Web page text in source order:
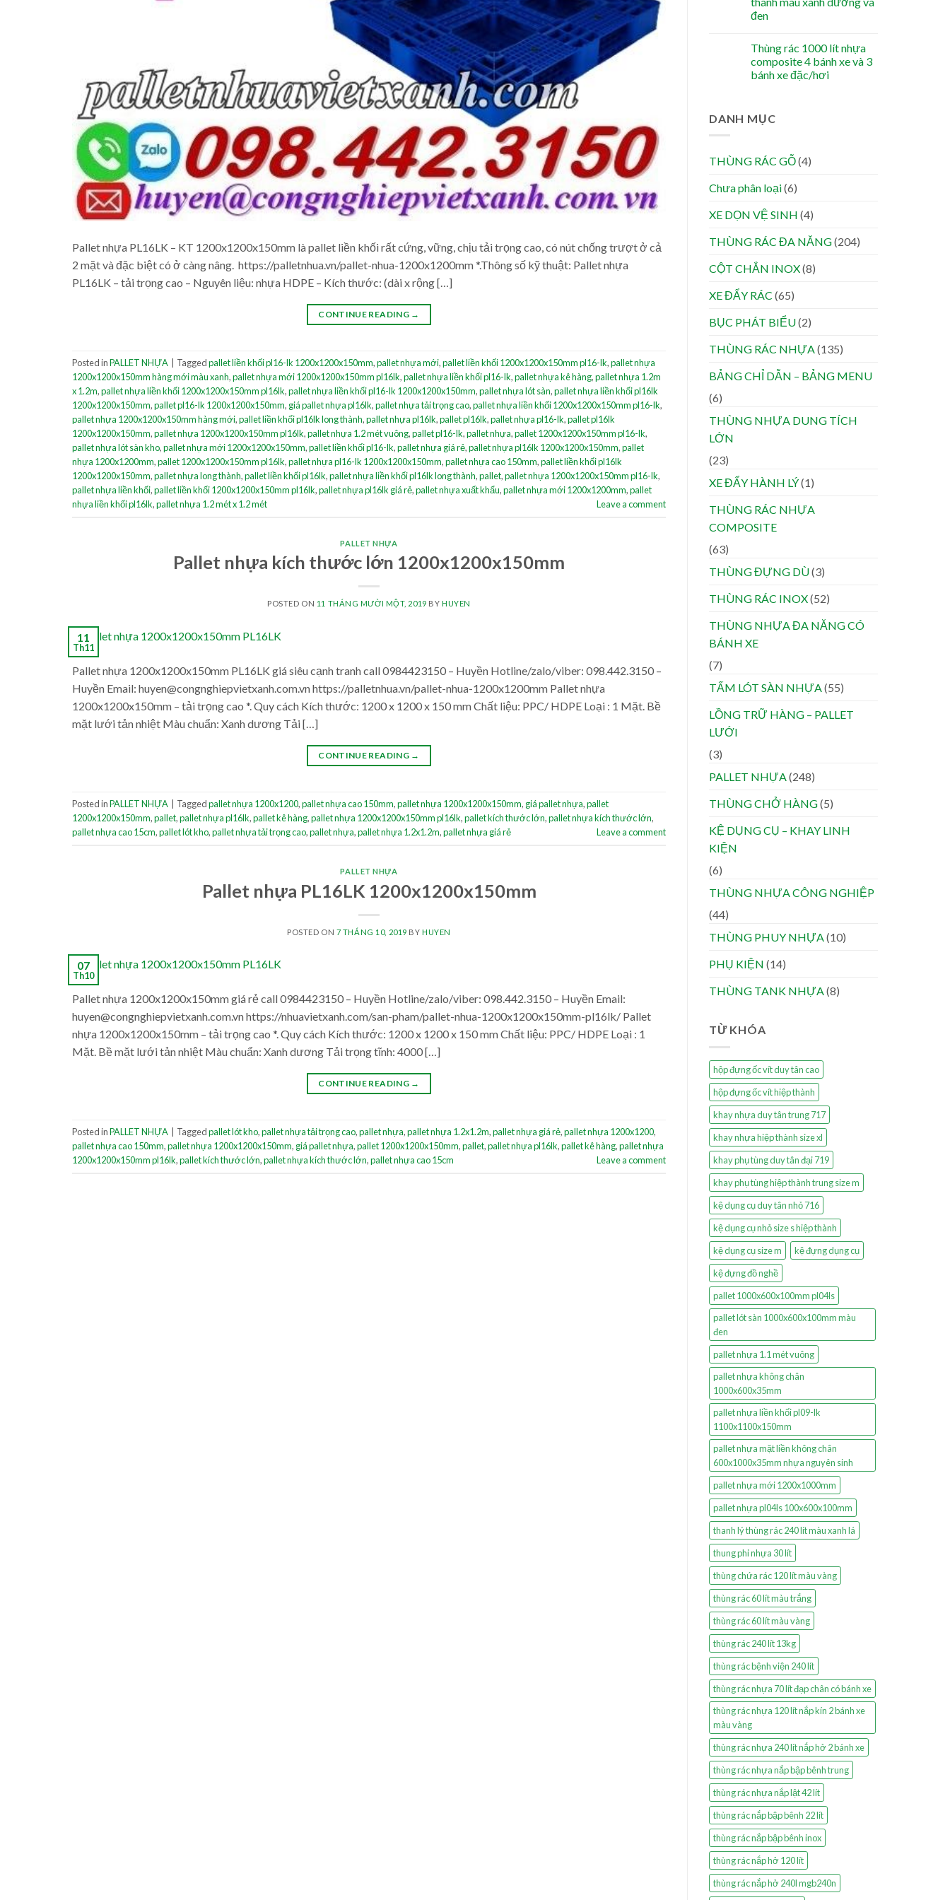
Pallet nhựa PL16LK – KT 1200x1200x150mm là pallet liền khối rất cứng, vững, chịu tải trọng cao, có nút chống trượt ở cả
2 mặt và đặc biệt có ở càng nâng. https://palletnhua.vn/pallet-nhua-1200x1200mm *.Thông số kỹ thuật: Pallet nhựa
PL16LK – tải trọng cao – Nguyên liệu: nhựa HDPE – Kích thước: (dài x rộng […]
CONTINUE READING →
Posted inPALLET NHỰA Taggedpallet liền khối pl16-lk 1200x1200x150mm,pallet nhựa mới,pallet liền khối 1200x1200x150mm pl16-lk,pallet nhựa
1200x1200x150mm hàng mới màu xanh,pallet nhựa mới 1200x1200x150mm pl16lk,pallet nhựa liền khối pl16-lk,pallet nhựa kê hàng,pallet nhựa 1.2m
x 1.2m,pallet nhựa liền khối 1200x1200x150mm pl16lk,pallet nhựa liền khối pl16-lk 1200x1200x150mm,pallet nhựa lót sàn,pallet nhựa liền khối pl16lk
1200x1200x150mm,pallet pl16-lk 1200x1200x150mm, giá pallet nhựa pl16lk,pallet nhựa tải trọng cao,pallet nhựa liền khối 1200x1200x150mm pl16-lk,
pallet nhựa 1200x1200x150mm hàng mới,pallet liền khối pl16lk long thành,pallet nhựa pl16lk,pallet pl16lk,pallet nhựa pl16-lk,pallet pl16lk
1200x1200x150mm,pallet nhựa 1200x1200x150mm pl16lk,pallet nhựa 1.2 mét vuông,pallet pl16-lk,pallet nhựa,pallet 1200x1200x150mm pl16-lk,
pallet nhựa lót sàn kho,pallet nhựa mới 1200x1200x150mm,pallet liền khối pl16-lk,pallet nhựa giá rẻ,pallet nhựa pl16lk 1200x1200x150mm,pallet
nhựa 1200x1200mm,pallet 1200x1200x150mm pl16lk,pallet nhựa pl16-lk 1200x1200x150mm,pallet nhựa cao 150mm,pallet liền khối pl16lk
1200x1200x150mm,pallet nhựa long thành,pallet liền khối pl16lk,pallet nhựa liền khối pl16lk long thành,pallet,pallet nhựa 1200x1200x150mm pl16-lk,
pallet nhựa liền khối,pallet liền khối 1200x1200x150mm pl16lk,pallet nhựa pl16lk giá rẻ,pallet nhựa xuất khẩu,pallet nhựa mới 1200x1200mm,pallet
nhựa liền khối pl16lk,pallet nhựa 1.2 mét x 1.2 mét Leave a comment
PALLET NHỰA
Pallet nhựa kích thước lớn 1200x1200x150mm
POSTED ON 11 THÁNG MƯỜI MỘT, 2019 BY HUYEN
11
Th11
Pallet nhựa 1200x1200x150mm PL16LK giá siêu cạnh tranh call 0984423150 – Huyền Hotline/zalo/viber: 098.442.3150 –
Huyền Email: huyen@congnghiepvietxanh.com.vn https://palletnhua.vn/pallet-nhua-1200x1200mm Pallet nhựa
1200x1200x150mm – tải trọng cao *. Quy cách Kích thước: 1200 x 1200 x 150 mm Chất liệu: PPC/ HDPE Loại : 1 Mặt. Bề
mặt lưới tản nhiệt Màu chuẩn: Xanh dương Tải […]
CONTINUE READING →
Posted inPALLET NHỰA Taggedpallet nhựa 1200x1200,pallet nhựa cao 150mm,pallet nhựa 1200x1200x150mm, giá pallet nhựa,pallet
1200x1200x150mm,pallet,pallet nhựa pl16lk,pallet kê hàng,pallet nhựa 1200x1200x150mm pl16lk,pallet kích thước lớn,pallet nhựa kích thước lớn,
pallet nhựa cao 15cm,pallet lót kho,pallet nhựa tải trọng cao,pallet nhựa,pallet nhựa 1.2x1.2m,pallet nhựa giá rẻ Leave a comment
PALLET NHỰA
Pallet nhựa PL16LK 1200x1200x150mm
POSTED ON 7 THÁNG 10, 2019 BY HUYEN
07
Th10
Pallet nhựa 1200x1200x150mm giá rẻ call 0984423150 – Huyền Hotline/zalo/viber: 098.442.3150 – Huyền Email:
huyen@congnghiepvietxanh.com.vn https://nhuavietxanh.com/san-pham/pallet-nhua-1200x1200x150mm-pl16lk/ Pallet
nhựa 1200x1200x150mm – tải trọng cao *. Quy cách Kích thước: 1200 x 1200 x 150 mm Chất liệu: PPC/ HDPE Loại : 1
Mặt. Bề mặt lưới tản nhiệt Màu chuẩn: Xanh dương Tải trọng tĩnh: 4000 […]
CONTINUE READING →
Posted inPALLET NHỰA Taggedpallet lót kho,pallet nhựa tải trọng cao,pallet nhựa,pallet nhựa 1.2x1.2m,pallet nhựa giá rẻ,pallet nhựa 1200x1200,
pallet nhựa cao 150mm,pallet nhựa 1200x1200x150mm, giá pallet nhựa,pallet 1200x1200x150mm,pallet,pallet nhựa pl16lk,pallet kê hàng,pallet nhựa
1200x1200x150mm pl16lk,pallet kích thước lớn,pallet nhựa kích thước lớn,pallet nhựa cao 15cm Leave a comment
đen
Thùng rác 1000 lít nhựa
composite 4 bánh xe và 3
bánh xe đặc/hơi
DANH MỤC
THÙNG RÁC GỖ(4)
Chưa phân loại(6)
XE DỌN VỆ SINH (4)
THÙNG RÁC ĐA NĂNG(204)
CỘT CHẮN INOX(8)
XE ĐẨY RÁC (65)
BỤC PHÁT BIỂU(2)
THÙNG RÁC NHỰA(135)
BẢNG CHỈ DẪN – BẢNG MENU
(6)
THÙNG NHỰA DUNG TÍCH
LỚN
(23)
XE ĐẨY HÀNH LÝ(1)
THÙNG RÁC NHỰA
COMPOSITE
(63)
THÙNG ĐỰNG DÙ(3)
THÙNG RÁC INOX(52)
THÙNG NHỰA ĐA NĂNG CÓ
BÁNH XE
(7)
TẤM LÓT SÀN NHỰA(55)
LỒNG TRỮ HÀNG – PALLET
LƯỚI
(3)
PALLET NHỰA(248)
THÙNG CHỞ HÀNG(5)
KỆ DỤNG CỤ – KHAY LINH
KIỆN
(6)
THÙNG NHỰA CÔNG NGHIỆP
(44)
THÙNG PHUY NHỰA(10)
PHỤ KIỆN (14)
THÙNG TANK NHỰA(8)
TỪ KHÓA
hộp đựng ốc vít duy tân cao
hộp đựng ốc vít hiệp thành
khay nhựa duy tân trung 717
khay nhựa hiệp thành size xl
khay phụ tùng duy tân đại 719
khay phụ tùng hiệp thành trung size m
kệ dụng cụ duy tân nhỏ 716
kệ dụng cụ nhỏ size s hiệp thành
kệ dụng cụ size m
kệ đựng dụng cụ
kệ đựng đồ nghề
pallet 1000x600x100mm pl04ls
pallet lót sàn 1000x600x100mm màu
đen
pallet nhựa 1.1 mét vuông
pallet nhựa không chân
1000x600x35mm
pallet nhựa liền khối pl09-lk
1100x1100x150mm
pallet nhựa mặt liền không chân
600x1000x35mm nhựa nguyên sinh
pallet nhựa mới 1200x1000mm
pallet nhựa pl04ls 100x600x100mm
thanh lý thùng rác 240 lít màu xanh lá
thung phi nhựa 30 lít
thùng chứa rác 120 lít màu vàng
thùng rác 60 lít màu trắng
thùng rác 60 lít màu vàng
thùng rác 240 lít 13kg
thùng rác bệnh viện 240 lít
thùng rác nhựa 70 lít đạp chân có bánh xe
thùng rác nhựa 120 lít nắp kín 2 bánh xe
màu vàng
thùng rác nhựa 240 lít nắp hở 2 bánh xe
thùng rác nhựa nắp bập bênh trung
thùng rác nhựa nắp lật 42 lít
thùng rác nắp bập bênh 22 lít
thùng rác nắp bập bênh inox
thùng rác nắp hở 120 lít
thùng rác nắp hở 240l mgb240n